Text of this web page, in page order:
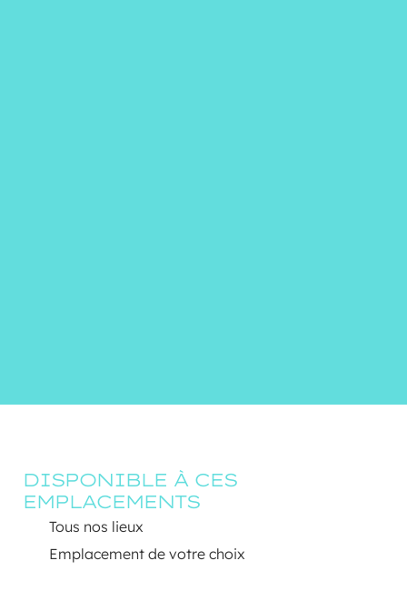
DISPONIBLE À CES
EMPLACEMENTS
Tous nos lieux
Emplacement de votre choix